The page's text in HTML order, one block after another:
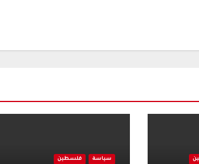
سياسة فلسطين